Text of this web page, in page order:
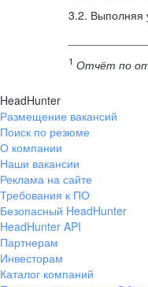
3.2. Выполняя
1 Отчёт по
HeadHunter
Размещение вакансий
Поиск по резюме
О компании
Наши вакансии
Реклама на сайте
Требования к ПО
Безопасный HeadHunter
HeadHunter API
Партнерам
Инвесторам
Каталог компаний